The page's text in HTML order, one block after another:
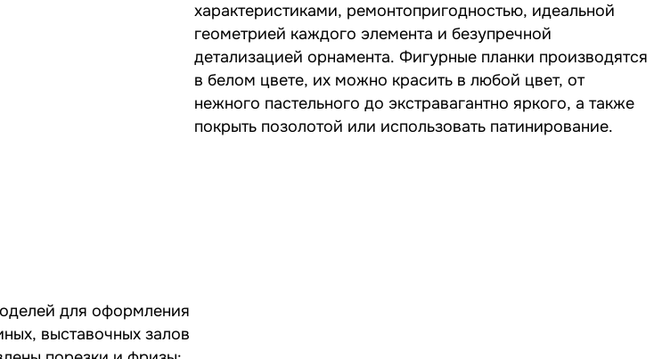
характеристиками, ремонтопригодностью, идеальной
геометрией каждого элемента и безупречной
детализацией орнамента. Фигурные планки производятся
в белом цвете, их можно красить в любой цвет, от
нежного пастельного до экстравагантно яркого, а также
покрыть позолотой или использовать патинирование.
для оформления
выставочных залов